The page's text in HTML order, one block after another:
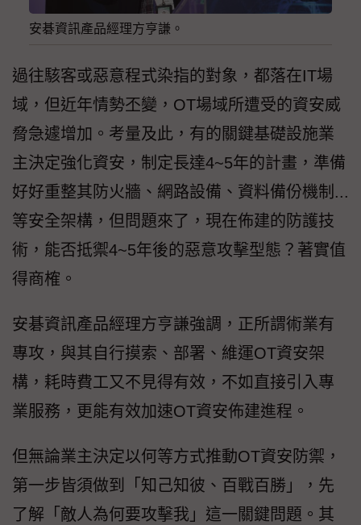
安碁資訊產品經理方亨謙。
過往駭客或惡意程式染指的對象，都落在IT場
域，但近年情勢丕變，OT場域所遭受的資安威
脅急遽增加。考量及此，有的關鍵基礎設施業
主決定強化資安，制定長達4~5年的計畫，準備
好好重整其防火牆、網路設備、資料備份機制...
等安全架構，但問題來了，現在佈建的防護技
術，能否抵禦4~5年後的惡意攻擊型態？著實值
得商榷。
安碁資訊產品經理方亨謙強調，正所謂術業有
專攻，與其自行摸索、部署、維運OT資安架
構，耗時費工又不見得有效，不如直接引入專
業服務，更能有效加速OT資安佈建進程。
但無論業主決定以何等方式推動OT資安防禦，
第一步皆須做到「知己知彼、百戰百勝」，先
了解「敵人為何要攻擊我」這一關鍵問題。其